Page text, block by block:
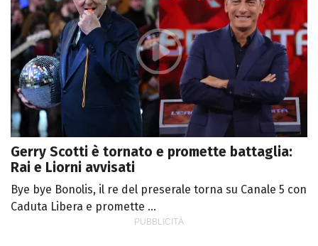
Gerry Scotti è tornato e promette battaglia:
Rai e Liorni avvisati
Bye bye Bonolis, il re del preserale torna su Canale 5 con
Caduta Libera e promette ...